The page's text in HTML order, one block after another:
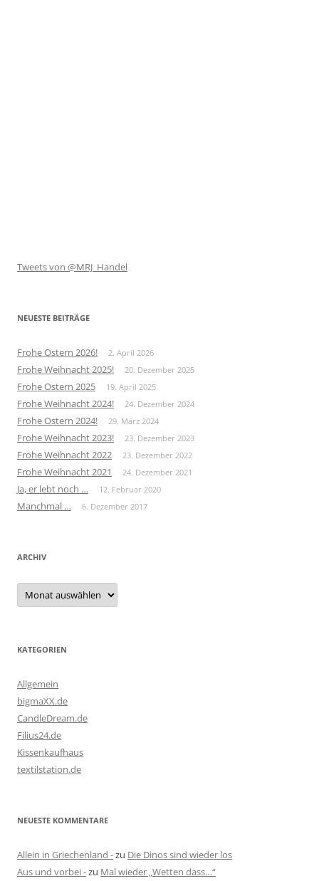
Tweets von @MRJ_Handel
NEUESTE BEITRÄGE
Frohe Ostern 2026! 2. April 2026
Frohe Weihnacht 2025! 20. Dezember 2025
Frohe Ostern 2025 19. April 2025
Frohe Weihnacht 2024! 24. Dezember 2024
Frohe Ostern 2024! 29. März 2024
Frohe Weihnacht 2023! 23. Dezember 2023
Frohe Weihnacht 2022 23. Dezember 2022
Frohe Weihnacht 2021 24. Dezember 2021
Ja, er lebt noch … 12. Februar 2020
Manchmal … 6. Dezember 2017
ARCHIV
Archiv
KATEGORIEN
Allgemein
bigmaXX.de
CandleDream.de
Filius24.de
Kissenkaufhaus
textilstation.de
NEUESTE KOMMENTARE
Allein in Griechenland -zu Die Dinos sind wieder los
Aus und vorbei -zu Mal wieder „Wetten dass…“